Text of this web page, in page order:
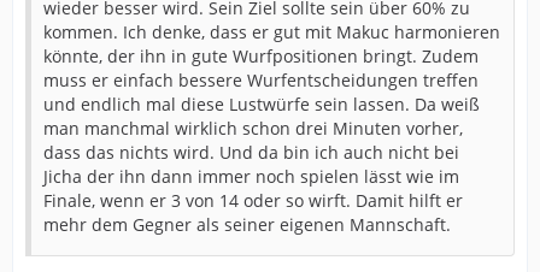
wieder besser wird. Sein Ziel sollte sein über 60% zu
kommen. Ich denke, dass er gut mit Makuc harmonieren
könnte, der ihn in gute Wurfpositionen bringt. Zudem
muss er einfach bessere Wurfentscheidungen treffen
und endlich mal diese Lustwürfe sein lassen. Da weiß
man manchmal wirklich schon drei Minuten vorher,
dass das nichts wird. Und da bin ich auch nicht bei
Jicha der ihn dann immer noch spielen lässt wie im
Finale, wenn er 3 von 14 oder so wirft. Damit hilft er
mehr dem Gegner als seiner eigenen Mannschaft.